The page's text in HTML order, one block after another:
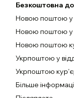
Безкоштовна
Новою поштою у
Новою поштою у
Новою поштою
Укрпоштою у
Укрпоштою
Більше